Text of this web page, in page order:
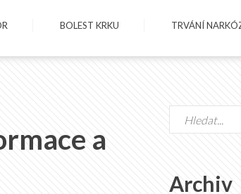
BOLEST KRKU TRVÁNÍ
a
Archiv